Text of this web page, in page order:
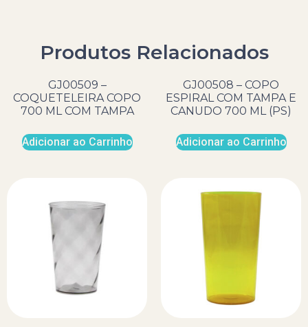
Produtos Relacionados
GJ00509 –
COQUETELEIRA COPO
700 ML COM TAMPA
Adicionar ao Carrinho
GJ00508 – COPO
ESPIRAL COM TAMPA E
CANUDO 700 ML (PS)
Adicionar ao Carrinho